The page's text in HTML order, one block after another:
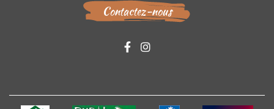
Contactez-nous